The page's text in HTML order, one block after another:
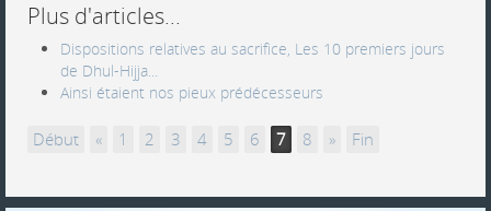
Plus d'articles...
Dispositions relatives au sacrifice, Les 10 premiers jours
de Dhul-Hijja...
Ainsi étaient nos pieux prédécesseurs
Début « 1 2 3 4 5 6 7 8 » Fin